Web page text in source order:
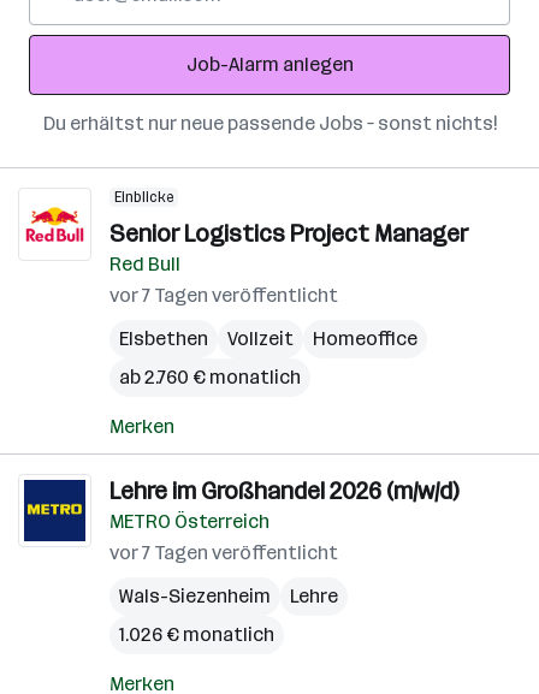
Adresse
Job-Alarm anlegen
Du erhältst nur neue passende Jobs – sonst nichts!
Einblicke
Senior Logistics Project Manager
Red Bull
vor 7 Tagen veröffentlicht
Elsbethen
Vollzeit
Homeoffice
ab 2.760 € monatlich
Merken
Lehre im Großhandel 2026 (m/w/d)
METRO Österreich
vor 7 Tagen veröffentlicht
Wals-Siezenheim
Lehre
1.026 € monatlich
Merken